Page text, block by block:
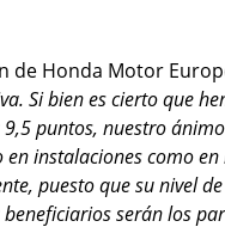
de Honda Motor
Si bien es cierto que
puntos, nuestro
instalaciones como
puesto que su nivel
serán los